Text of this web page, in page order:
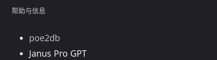
帮助与信息
poe2db
Janus Pro GPT